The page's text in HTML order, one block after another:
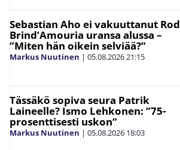
Sebastian Aho ei vakuuttanut Rod
Brind’Amouria uransa alussa –
”Miten hän oikein selviää?”
Markus Nuutinen | 05.08.202621:15
Tässäkö sopiva seura Patrik
Laineelle? Ismo Lehkonen: ”75-
prosenttisesti uskon”
Markus Nuutinen | 05.08.2026 18:03